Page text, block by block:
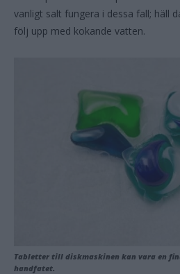
vanligt salt fungera i dessa fall; häll
följ upp med kokande vatten.
Tabletter till diskmaskinen kan vara en
handfatet.